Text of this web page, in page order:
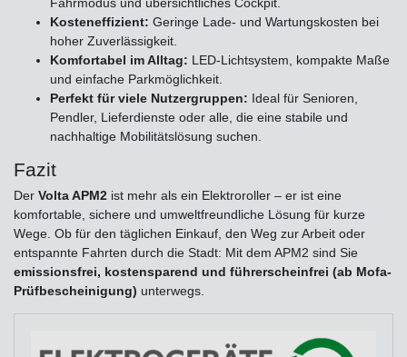
Kosteneffizient: Geringe Lade- und Wartungskosten bei
hoher Zuverlässigkeit.
Komfortabel im Alltag: LED-Lichtsystem, kompakte Maße
und einfache Parkmöglichkeit.
Perfekt für viele Nutzergruppen: Ideal für Senioren,
Pendler, Lieferdienste oder alle, die eine stabile und
nachhaltige Mobilitätslösung suchen.
Fazit
Der Volta APM2 ist mehr als ein Elektroroller – er ist eine
komfortable, sichere und umweltfreundliche Lösung für kurze
Wege. Ob für den täglichen Einkauf, den Weg zur Arbeit oder
entspannte Fahrten durch die Stadt: Mit dem APM2 sind Sie
emissionsfrei, kostensparend und führerscheinfrei (ab Mofa-
Prüfbescheinigung) unterwegs.